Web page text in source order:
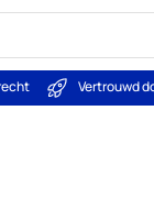
Vertrouwd